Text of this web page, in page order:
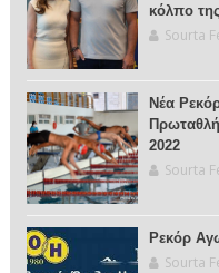
κόλπο
Sourta
Νέα
2022
Sourta
Ρεκόρ
Sourta